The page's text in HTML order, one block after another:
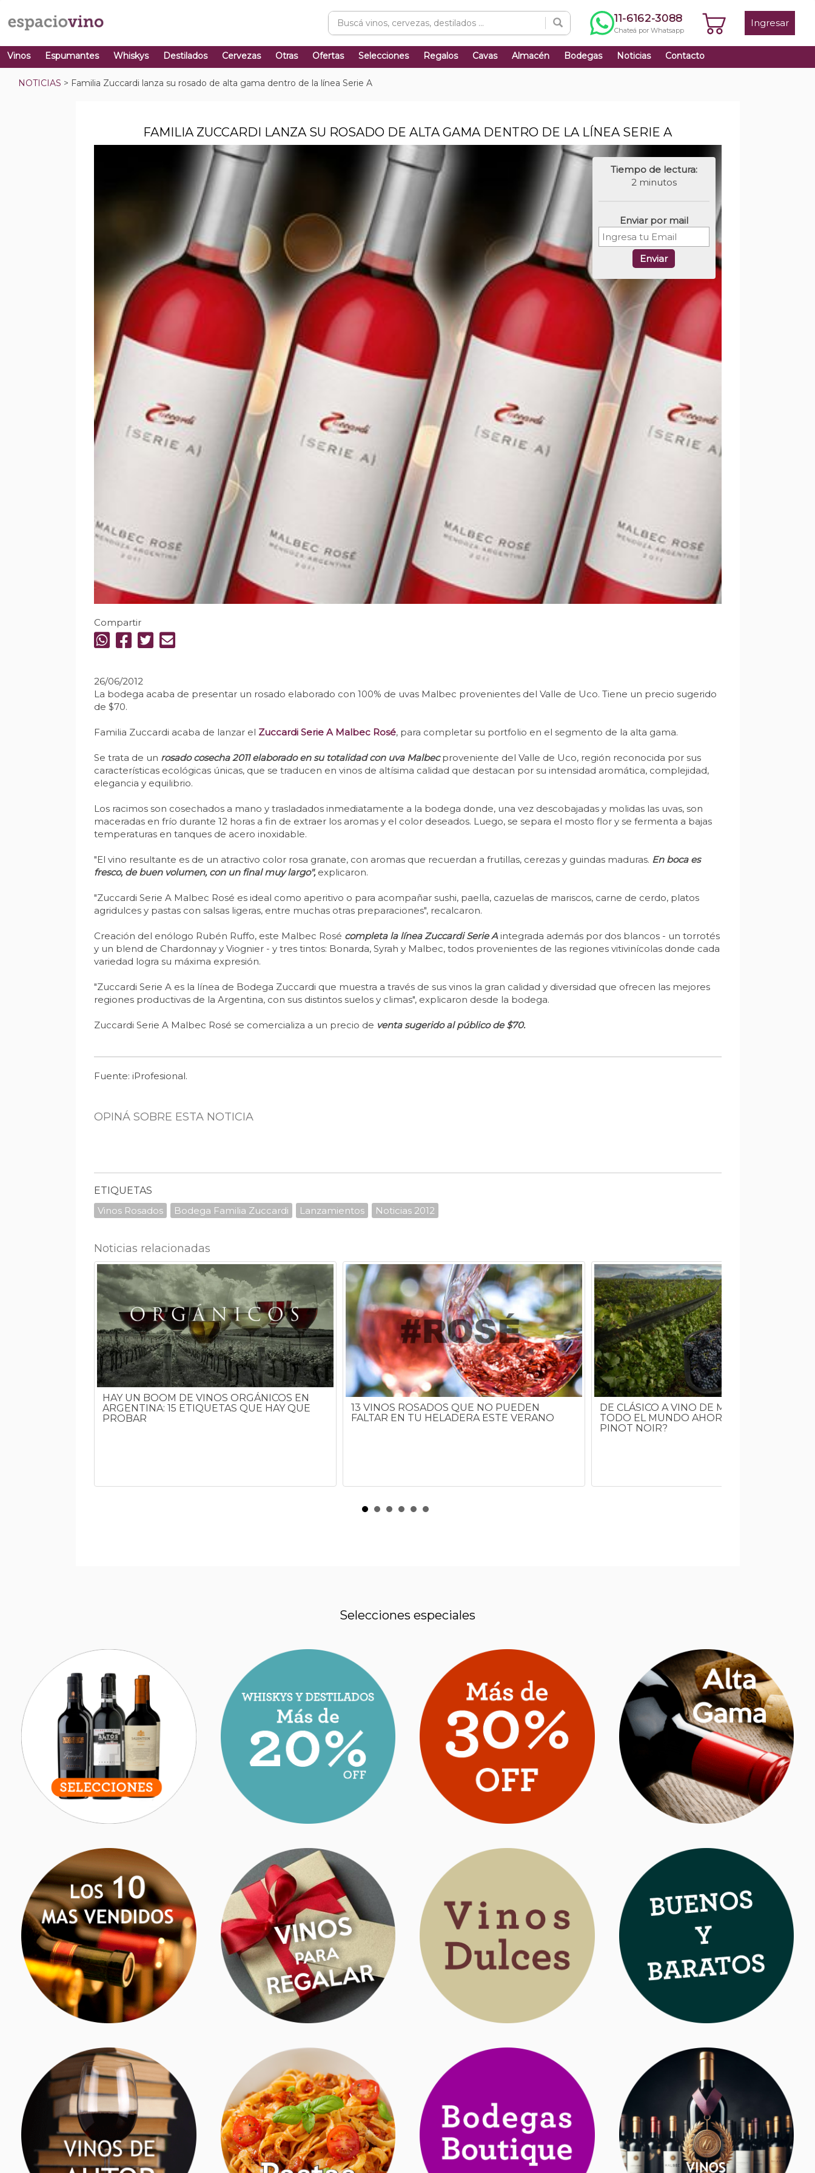
11-6162-3088
Chateá por Whatsapp
Ingresar
Vinos Espumantes Whiskys Destilados Cervezas Otras Ofertas Selecciones Regalos Cavas Almacén Bodegas Noticias Contacto
NOTICIAS > Familia Zuccardi lanza su rosado de alta gama dentro de la línea Serie A
FAMILIA ZUCCARDI LANZA SU ROSADO DE ALTA GAMA DENTRO DE LA LÍNEA SERIE A
Tiempo de lectura:
2 minutos
Enviar por mail
Enviar
Compartir
26/06/2012
La bodega acaba de presentar un rosado elaborado con 100% de uvas Malbec provenientes del Valle de Uco. Tiene un precio sugerido
de $70.
Familia Zuccardi acaba de lanzar el Zuccardi Serie A Malbec Rosé, para completar su portfolio en el segmento de la alta gama.
Se trata de un rosado cosecha 2011 elaborado en su totalidad con uva Malbecproveniente del Valle de Uco, región reconocida por sus
características ecológicas únicas, que se traducen en vinos de altísima calidad que destacan por su intensidad aromática, complejidad,
elegancia y equilibrio.
Los racimos son cosechados a mano y trasladados inmediatamente a la bodega donde, una vez descobajadas y molidas las uvas, son
maceradas en frío durante 12 horas a fin de extraer los aromas y el color deseados. Luego, se separa el mosto flor y se fermenta a bajas
temperaturas en tanques de acero inoxidable.
"El vino resultante es de un atractivo color rosa granate, con aromas que recuerdan a frutillas, cerezas y guindas maduras. En boca es
fresco, de buen volumen, con un final muy largo",explicaron.
"Zuccardi Serie A Malbec Rosé es ideal como aperitivo o para acompañar sushi, paella, cazuelas de mariscos, carne de cerdo, platos
agridulces y pastas con salsas ligeras, entre muchas otras preparaciones", recalcaron.
Creación del enólogo Rubén Ruffo, este Malbec Rosé completa la línea Zuccardi Serie Aintegrada además por dos blancos - un torrotés
y un blend de Chardonnay y Viognier - y tres tintos: Bonarda, Syrah y Malbec, todos provenientes de las regiones vitivinícolas donde cada
variedad logra su máxima expresión.
"Zuccardi Serie A es la línea de Bodega Zuccardi que muestra a través de sus vinos la gran calidad y diversidad que ofrecen las mejores
regiones productivas de la Argentina, con sus distintos suelos y climas", explicaron desde la bodega.
Zuccardi Serie A Malbec Rosé se comercializa a un precio de venta sugerido al público de $70.
Fuente: iProfesional.
OPINÁ SOBRE ESTA NOTICIA
ETIQUETAS
Vinos Rosados
Bodega Familia Zuccardi Lanzamientos Noticias 2012
Noticias relacionadas
HAY UN BOOM DE VINOS ORGÁNICOS EN
ARGENTINA: 15 ETIQUETAS QUE HAY QUE
PROBAR
13 VINOS ROSADOS QUE NO PUEDEN
FALTAR EN TU HELADERA ESTE VERANO
DE CLÁSICO A VINO DE MODA: ¿POR QUÉ
TODO EL MUNDO AHORA QUIERE TOMAR
PINOT NOIR?
Selecciones especiales